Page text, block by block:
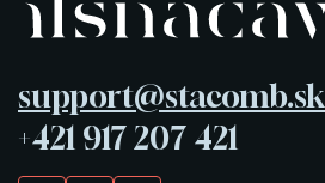
support@stacomb.sk
+421 917 207 421